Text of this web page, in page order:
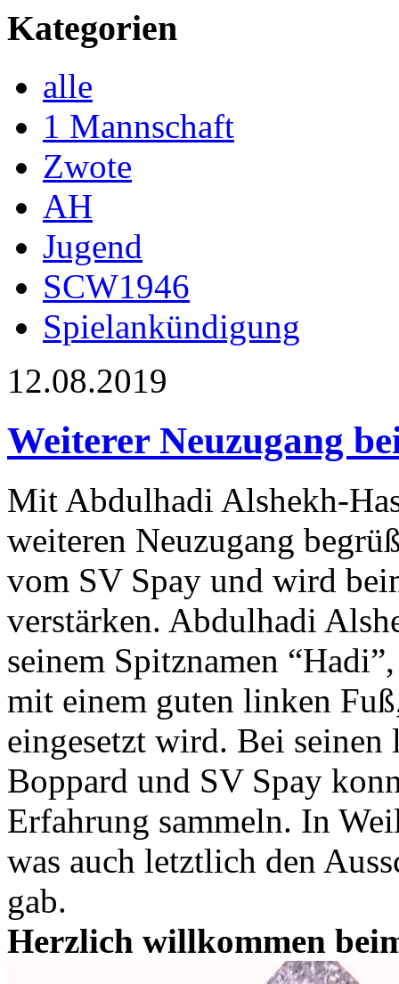
Kategorien
alle
1 Mannschaft
Zwote
AH
Jugend
SCW1946
Spielankündigung
12.08.2019
Weiterer Neuzugang
Mit Abdulhadi Alshekh-
weiteren Neuzugang
vom SV Spay und wird
verstärken. Abdulhadi
seinem Spitznamen
mit einem guten linken
eingesetzt wird. Bei seinen
Boppard und SV Spay
Erfahrung sammeln. In
was auch letztlich den
gab.
Herzlich willkommen